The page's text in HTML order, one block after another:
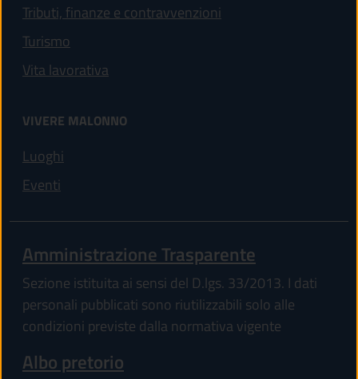
Tributi, finanze e contravvenzioni
Turismo
Vita lavorativa
VIVERE MALONNO
Luoghi
Eventi
Amministrazione Trasparente
Sezione istituita ai sensi del D.lgs. 33/2013. I dati
personali pubblicati sono riutilizzabili solo alle
condizioni previste dalla normativa vigente
Albo pretorio